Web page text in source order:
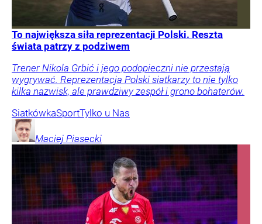
To największa siła reprezentacji Polski. Reszta
świata patrzy z podziwem
Trener Nikola Grbić i jego podopieczni nie przestają
wygrywać. Reprezentacja Polski siatkarzy to nie tylko
kilka nazwisk, ale prawdziwy zespół i grono bohaterów.
SiatkówkaSportTylko u Nas
Maciej Piasecki